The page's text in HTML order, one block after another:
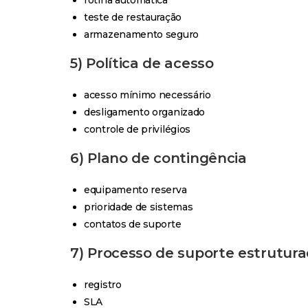
teste de restauração
armazenamento seguro
5) Política de acesso
acesso mínimo necessário
desligamento organizado
controle de privilégios
6) Plano de contingência
equipamento reserva
prioridade de sistemas
contatos de suporte
7) Processo de suporte
registro
SLA